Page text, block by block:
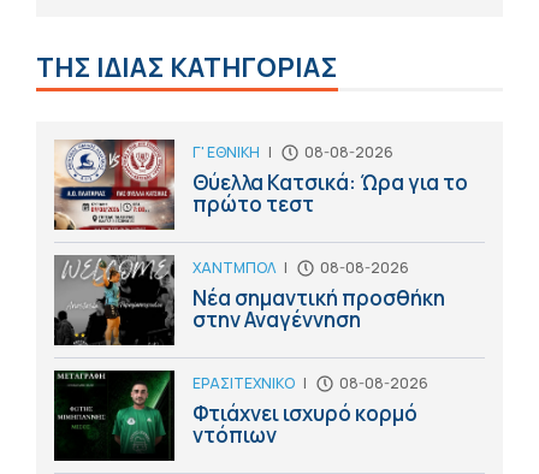
ΤΗΣ ΙΔΙΑΣ ΚΑΤΗΓΟΡΙΑΣ
Γ' ΕΘΝΙΚΗ | 08-08-2026
Θύελλα Κατσικά: Ώρα για το
πρώτο τεστ
ΧΑΝΤΜΠΟΛ | 08-08-2026
Νέα σημαντική προσθήκη
στην Αναγέννηση
ΕΡΑΣΙΤΕΧΝΙΚΟ | 08-08-2026
Φτιάχνει ισχυρό κορμό
ντόπιων